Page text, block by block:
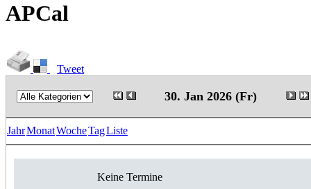
APCal
Tweet
30. Jan 2026 (Fr)
JahrMonatWocheTagListe
Keine Termine